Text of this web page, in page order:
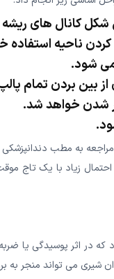
شکل کانال های
ناحیه استفاده
می شود.
از بین بردن تمام
شدن خواهد شد.
به مطب دندانپزشکی
زیاد با یک تاج
که در اثر پوسیدگی یا
می تواند منجر به